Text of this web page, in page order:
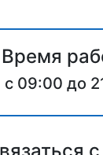
Время
c 09:00 до